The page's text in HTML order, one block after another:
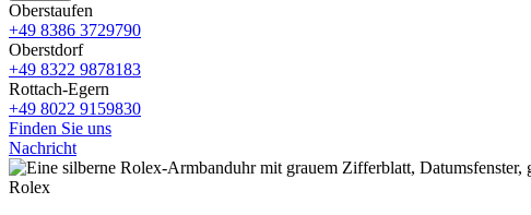
Oberstaufen
+49 8386 3729790
Oberstdorf
+49 8322 9878183
Rottach-Egern
+49 8022 9159830
Finden Sie uns
Nachricht
Rolex